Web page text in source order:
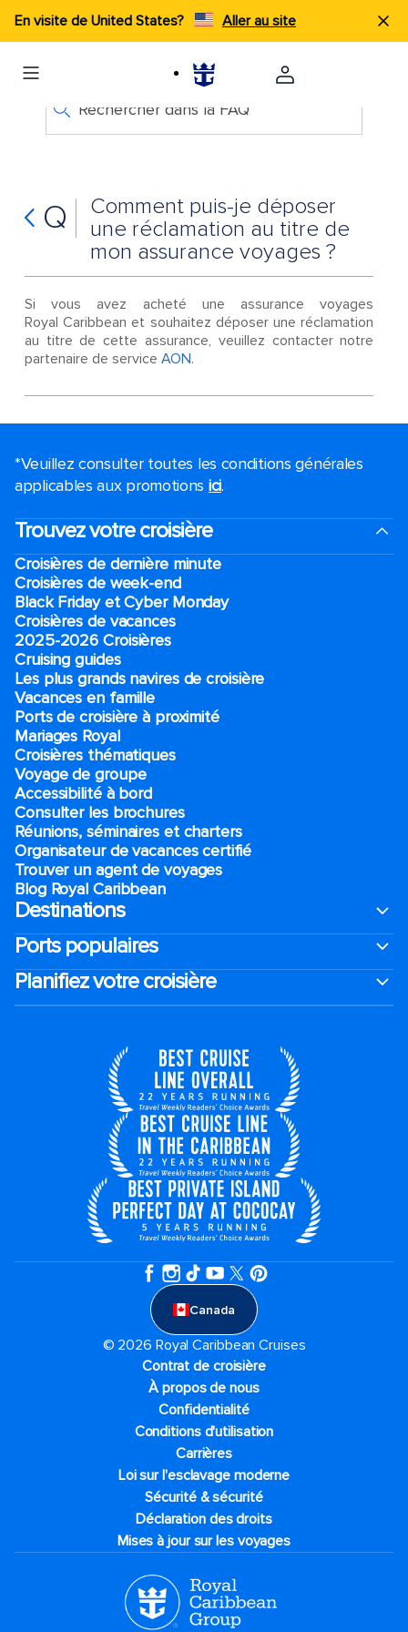
En visite de United States? Aller au site
Rechercher dans la FAQ
Q
Comment puis-je déposer
une réclamation au titre de
mon assurance voyages ?
Si vous avez acheté une assurance voyages
Royal Caribbean et souhaitez déposer une réclamation
au titre de cette assurance, veuillez contacter notre
partenaire de service AON.
*Veuillez consulter toutes les conditions générales
applicables aux promotions ici.
Trouvez votre croisière
Croisières de dernière minute
Croisières de week-end
Black Friday et Cyber Monday
Croisières de vacances
2025-2026 Croisières
Cruising guides
Les plus grands navires de croisière
Vacances en famille
Ports de croisière à proximité
Mariages Royal
Croisières thématiques
Voyage de groupe​
Accessibilité à bord​
Consulter les brochures
Réunions, séminaires et charters
Organisateur de vacances certifié
Trouver un agent de voyages
Blog Royal Caribbean
Destinations
Ports populaires
Planifiez votre croisière
Canada
© 2026 Royal Caribbean Cruises
Contrat de croisière
À propos de nous
Confidentialité
Conditions d'utilisation
Carrières
Loi sur l'esclavage moderne
Sécurité & sécurité
Déclaration des droits
Mises à jour sur les voyages